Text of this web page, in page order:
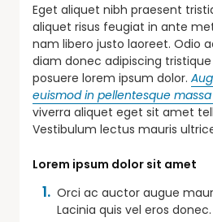
Eget aliquet nibh praesent
aliquet risus feugiat in ante
nam libero justo laoreet. Odio
diam donec adipiscing
posuere lorem ipsum dolor.
euismod in pellentesque
viverra aliquet eget sit amet
Vestibulum lectus mauris
Lorem ipsum dolor sit amet
Orci ac auctor augue
Lacinia quis vel eros donec.